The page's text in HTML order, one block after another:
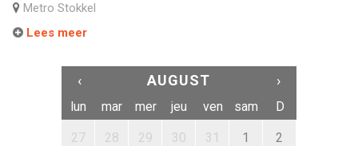
Metro Stokkel
Lees meer
‹ AUGUST ›
lun mar mer jeu ven sam D
27 28 29 30 31 1 2